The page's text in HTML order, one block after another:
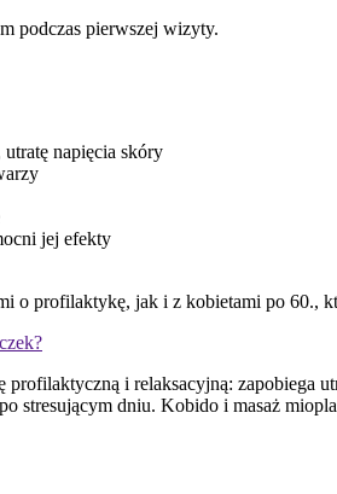
podczas pierwszej wizyty.
napięcia skóry
jej efekty
profilaktykę, jak i z kobietami po 60.,
i relaksacyjną: zapobiega
stresującym dniu. Kobido i masaż